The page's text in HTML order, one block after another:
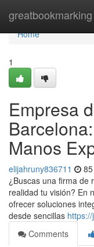
greatbookmarking
Home
Home
1
Empresa
Manos
elijahruny836711
¿Buscas una firma de
realidad tu visión? En
ofrecer soluciones
desde sencillas
Comments